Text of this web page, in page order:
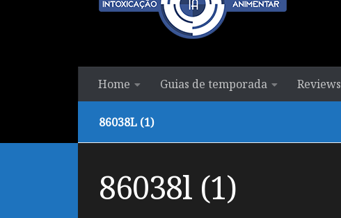
Home Guias de temporada Reviews
86038L (1)
86038l (1)